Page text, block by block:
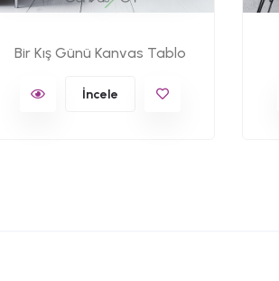
Bir Kış Günü Kanvas Tablo
İncele